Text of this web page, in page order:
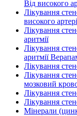
Від високого
Лікування
високого
Лікування
аритмії
Лікування
аритмії
Лікування
Лікування
мозковий
Лікування
Лікування
Мінерали